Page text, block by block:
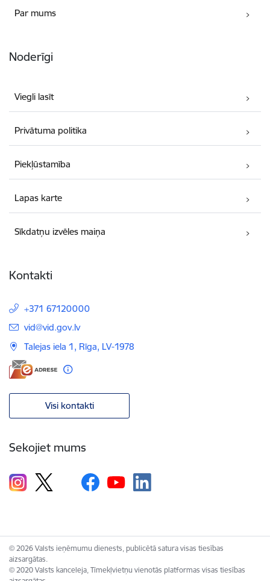
Par mums
Noderīgi
Viegli lasīt
Privātuma politika
Piekļūstamība
Lapas karte
Sīkdatņu izvēles maiņa
Kontakti
+371 67120000
E-pasts:
vid@vid.gov.lv
Talejas iela 1, Rīga, LV-1978
Visi kontakti
Sekojiet mums
© 2026 Valsts ieņēmumu dienests, publicētā satura visas tiesības
aizsargātas.
© 2020 Valsts kanceleja, Tīmekļvietņu vienotās platformas visas tiesības